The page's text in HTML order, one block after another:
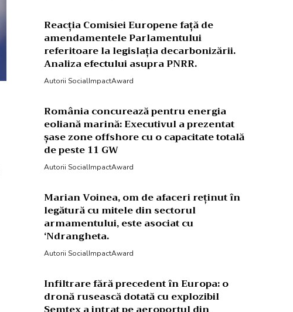
Reacția Comisiei Europene față de
amendamentele Parlamentului
referitoare la legislația decarbonizării.
Analiza efectului asupra PNRR.
Autorii SocialImpactAward
România concurează pentru energia
eoliană marină: Executivul a prezentat
șase zone offshore cu o capacitate totală
de peste 11 GW
Autorii SocialImpactAward
Marian Voinea, om de afaceri reținut în
legătură cu mitele din sectorul
armamentului, este asociat cu
‘Ndrangheta.
Autorii SocialImpactAward
Infiltrare fără precedent în Europa: o
dronă rusească dotată cu explozibil